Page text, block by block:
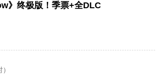
》终极版！季票+全DLC